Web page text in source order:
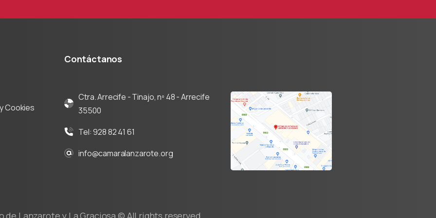
Cookies
Contáctanos
Ctra. Arrecife - Tinajo, nº 48 - Arrecife
35500
Tel: 928 82 41 61
info@camaralanzarote.org
de Lanzarote y La Graciosa © All rights reserved